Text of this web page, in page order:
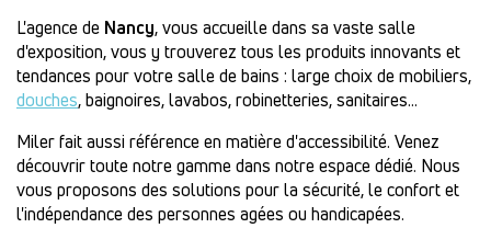
L'agence de Nancy, vous accueille dans sa vaste salle
d'exposition, vous y trouverez tous les produits innovants et
tendances pour votre salle de bains : large choix de mobiliers,
douches, baignoires, lavabos, robinetteries, sanitaires...
Miler fait aussi référence en matièred'accessibilité. Venez
découvrir toute notre gamme dans notre espace dédié. Nous
vous proposons des solutions pour la sécurité, le confort et
l'indépendance des personnes agées ou handicapées.